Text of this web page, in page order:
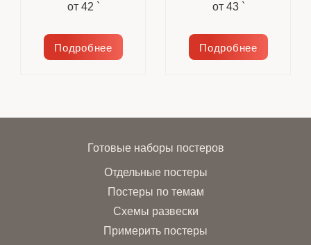
от 42 `
Подробнее
от 43 `
Подробнее
Готовые наборы постеров
Отдельные постеры
Постеры по темам
Схемы развески
Примерить постеры